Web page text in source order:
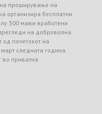
проширување на
организира бесплатни
300 мажи вработени
на доброволна
од почетокот на
следната година.
во приватна